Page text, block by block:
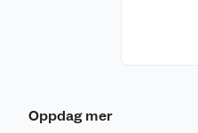
Oppdag mer